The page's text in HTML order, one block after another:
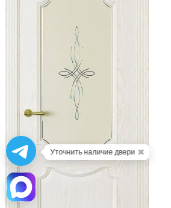
Уточнить наличие двери ✖